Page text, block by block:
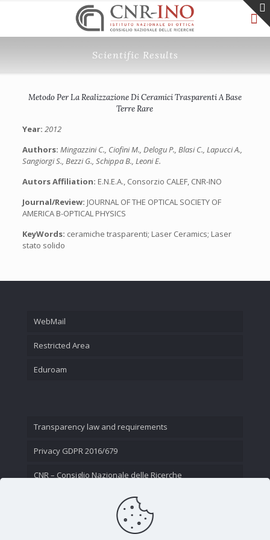
Scientific Results
Metodo Per La Realizzazione Di Ceramici Trasparenti A Base
Terre Rare
Year: 2012
Authors: Mingazzini C., Ciofini M., Delogu P., Blasi C., Lapucci A.,
Sangiorgi S., Bezzi G., Schippa B., Leoni E.
Autors Affiliation: E.N.E.A., Consorzio CALEF, CNR-INO
Journal/Review: JOURNAL OF THE OPTICAL SOCIETY OF
AMERICA B-OPTICAL PHYSICS
KeyWords: ceramiche trasparenti; Laser Ceramics; Laser
stato solido
WebMail
Restricted Area
Eduroam
Transparency law and requirements
Privacy GDPR 2016/679
CNR – Consiglio Nazionale delle Ricerche